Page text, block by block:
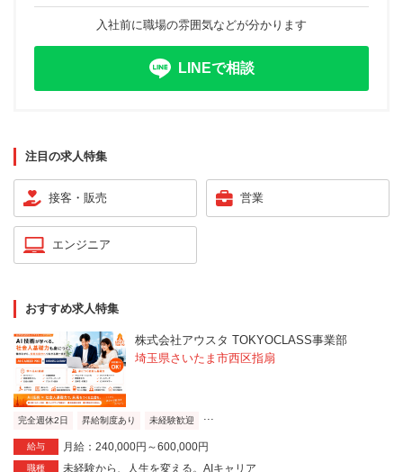
入社前に職場の雰囲気などが分かります
LINEで相談
注目の求人特集
接客・販売 営業
エンジニア
おすすめ求人特集
株式会社アウスタ TOKYOCLASS事業部
埼玉県さいたま市西区指扇
完全週休2日 昇給制度あり 未経験歓迎 ...
給与 月給：240,000円～600,000円
職種 未経験から、人生を変える。AIキャリア